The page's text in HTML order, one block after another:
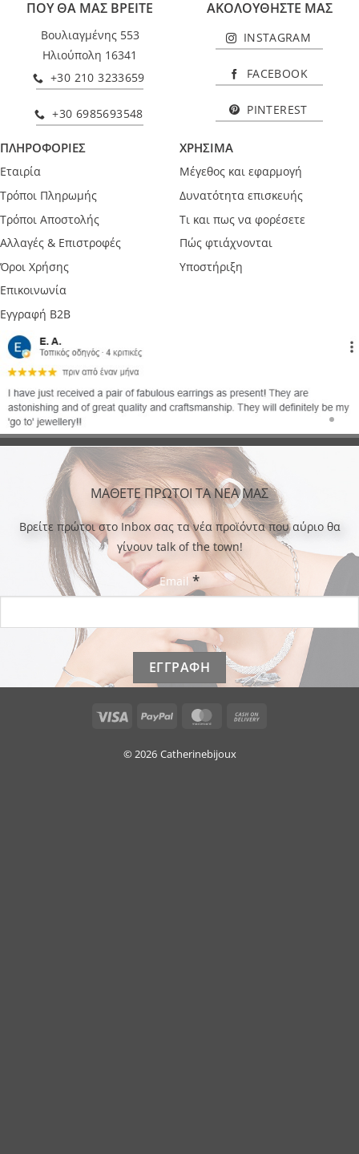
ΠΟΥ ΘΑ ΜΑΣ ΒΡΕΙΤΕ
Βουλιαγμένης 553
Ηλιούπολη 16341
+30 210 3233659
+30 6985693548
ΑΚΟΛΟΥΘΗΣΤΕ ΜΑΣ
INSTAGRAM
FACEBOOK
PINTEREST
ΠΛΗΡΟΦΟΡΙΕΣ
Εταιρία
Τρόποι Πληρωμής
Τρόποι Αποστολής
Αλλαγές & Επιστροφές
Όροι Χρήσης
Επικοινωνία
Εγγραφή B2B
ΧΡΗΣΙΜΑ
Μέγεθος και εφαρμογή
Δυνατότητα επισκευής
Τι και πως να φορέσετε
Πώς φτιάχνονται
Υποστήριξη
ΜΑΘΕΤΕ ΠΡΩΤΟΙ ΤΑ ΝΕΑ ΜΑΣ
Bρείτε πρώτοι στο Inbox σας τα νέα προϊόντα που αύριο θα
γίνουν talk of the town!
Email *
Visa PayPal MasterCard
© 2026 Catherinebijoux